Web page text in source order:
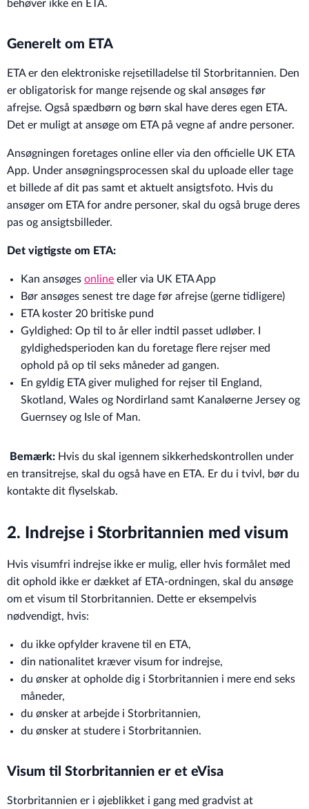
behøver ikke en ETA.
Generelt om ETA
ETA er den elektroniske rejsetilladelse til Storbritannien. Den
er obligatorisk for mange rejsende og skal ansøges før
afrejse. Også spædbørn og børn skal have deres egen ETA.
Det er muligt at ansøge om ETA på vegne af andre personer.
Ansøgningen foretages online eller via den officielle UK ETA
App. Under ansøgningsprocessen skal du uploade eller tage
et billede af dit pas samt et aktuelt ansigtsfoto. Hvis du
ansøger om ETA for andre personer, skal du også bruge deres
pas og ansigtsbilleder.
Det vigtigste om ETA:
Kan ansøges online eller via UK ETA App
Bør ansøges senest tre dage før afrejse (gerne tidligere)
ETA koster 20 britiske pund
Gyldighed: Op til to år eller indtil passet udløber. I
gyldighedsperioden kan du foretage flere rejser med
ophold på op til seks måneder ad gangen.
En gyldig ETA giver mulighed for rejser til England,
Skotland, Wales og Nordirland samt Kanaløerne Jersey og
Guernsey og Isle of Man.
Bemærk: Hvis du skal igennem sikkerhedskontrollen under
en transitrejse, skal du også have en ETA. Er du i tvivl, bør du
kontakte dit flyselskab.
2. Indrejse i Storbritannien med visum
Hvis visumfri indrejse ikke er mulig, eller hvis formålet med
dit ophold ikke er dækket af ETA-ordningen, skal du ansøge
om et visum til Storbritannien. Dette er eksempelvis
nødvendigt, hvis:
du ikke opfylder kravene til en ETA,
din nationalitet kræver visum for indrejse,
du ønsker at opholde dig i Storbritannien i mere end seks
måneder,
du ønsker at arbejde i Storbritannien,
du ønsker at studere i Storbritannien.
Visum til Storbritannien er et eVisa
Storbritannien er i øjeblikket i gang med gradvist at